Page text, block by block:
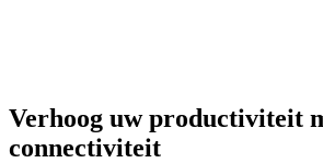
Verhoog uw productiviteit
connectiviteit